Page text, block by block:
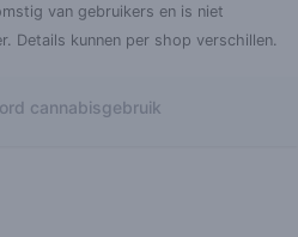
van gebruikers en is niet
Details kunnen per shop verschillen.
cannabisgebruik